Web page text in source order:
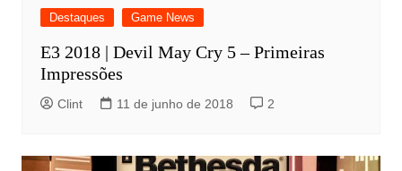
Destaques Game News
E3 2018 | Devil May Cry 5 – Primeiras
Impressões
Clint 11 de junho de 2018 2